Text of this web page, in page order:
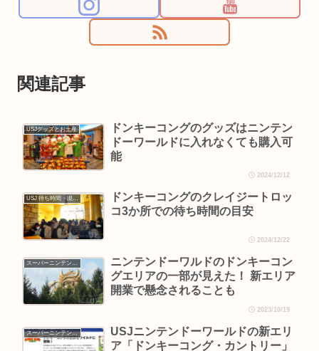
関連記事
USJグッズとお土産
ドンキーコングのグッズはニンテン
ドーワールドに入れなくても購入可
能
2024/12/12
USJ 待ち時間・混雑情報
ドンキーコングのクレイジートロッ
コ3か所での待ち時間の目安
2024/12/22
スーパーニンテンドーワールド
ニンテンドーワルドのドンキーコン
グエリアの一部が見えた！ 新エリア
開業で懸念されることも
2023/10/19
スーパーニンテンドーワールド
USJニンテンドーワールドの新エリ
ア「ドンキーコング・カントリー」